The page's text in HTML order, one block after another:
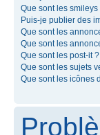
Que sont les smileys
Puis-je publier des
Que sont les
Que sont les
Que sont les post-it ?
Que sont les sujets
Que sont les icônes